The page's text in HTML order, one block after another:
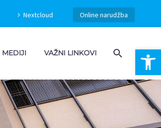
Nextcloud Online narudžba
MEDIJI VAŽNI LINKOVI